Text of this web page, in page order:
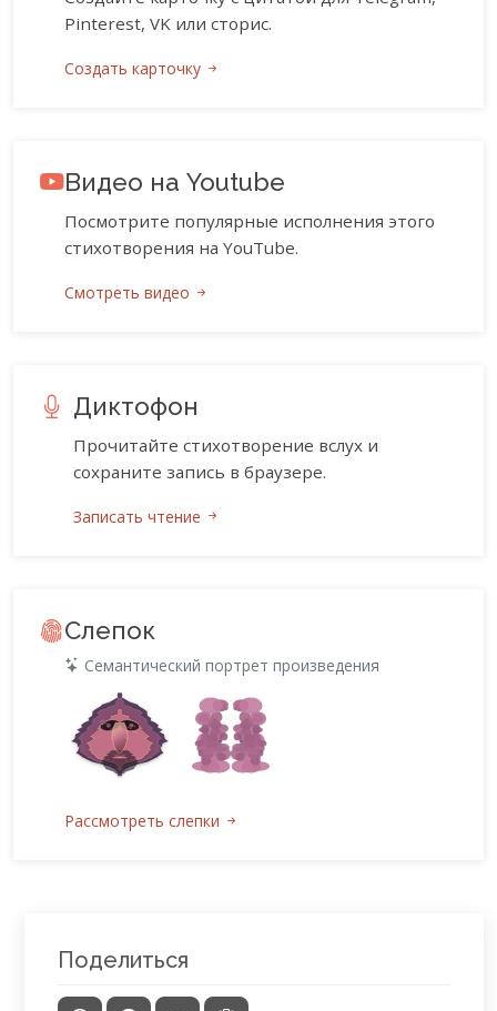
Pinterest, VK или сторис.
Создать карточку
Видео на Youtube
Посмотрите популярные исполнения этого
стихотворения на YouTube.
Смотреть видео
Диктофон
Прочитайте стихотворение вслух и
сохраните запись в браузере.
Записать чтение
Слепок
Семантический портрет произведения
Рассмотреть слепки
Поделиться